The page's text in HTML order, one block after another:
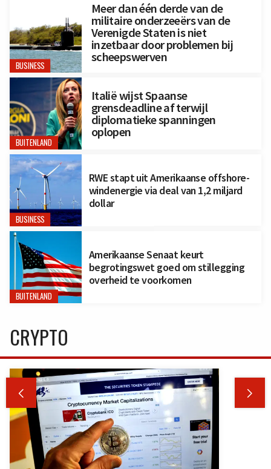
BUSINESS
Meer dan één derde van de
militaire onderzeeërs van de
Verenigde Staten is niet
inzetbaar door problemen bij
scheepswerven
BUITENLAND
Italië wijst Spaanse
grensdeadline af terwijl
diplomatieke spanningen
oplopen
BUSINESS
RWE stapt uit Amerikaanse offshore-
windenergie via deal van 1,2 miljard
dollar
BUITENLAND
Amerikaanse Senaat keurt
begrotingswet goed om stillegging
overheid te voorkomen
CRYPTO
 